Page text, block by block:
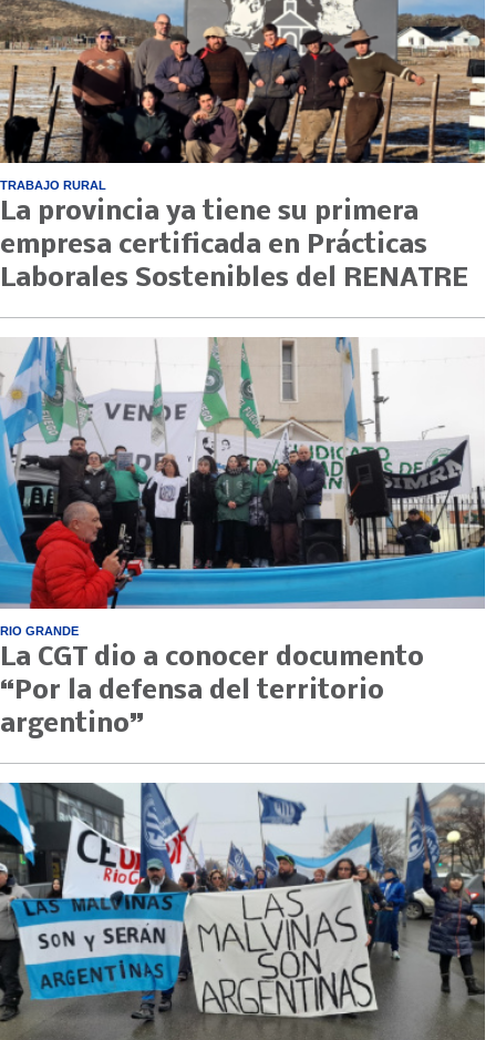
TRABAJO RURAL
La provincia ya tiene su primera
empresa certificada en Prácticas
Laborales Sostenibles del RENATRE
RIO GRANDE
La CGT dio a conocer documento
“Por la defensa del territorio
argentino”